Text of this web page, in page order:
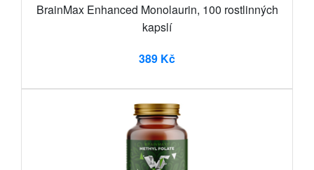
BrainMax Enhanced Monolaurin, 100 rostlinných
kapslí
389 Kč